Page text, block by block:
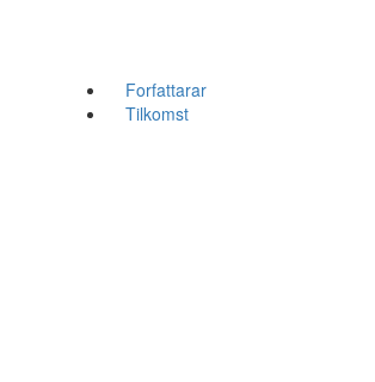
Forfattarar
Tilkomst